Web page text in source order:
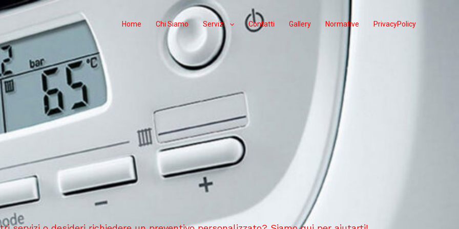
Home Chi Siamo Servizi Contatti Gallery Normative PrivacyPolicy